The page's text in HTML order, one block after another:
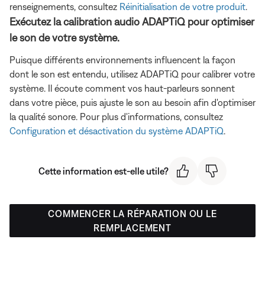
renseignements, consultez Réinitialisation de votre produit
Exécutez la calibration audio ADAPTiQ pour optimiser
le son de votre système.
Puisque différents environnements influencent la façon
dont le son est entendu, utilisez ADAPTiQ pour calibrer votre
système. Il écoute comment vos haut-parleurs sonnent
dans votre pièce, puis ajuste le son au besoin afin d'optimiser
la qualité sonore. Pour plus d'informations, consultez
Configuration et désactivation du système ADAPTiQ
Cette information est-elle utile?
COMMENCER LA RÉPARATION OU LE
REMPLACEMENT